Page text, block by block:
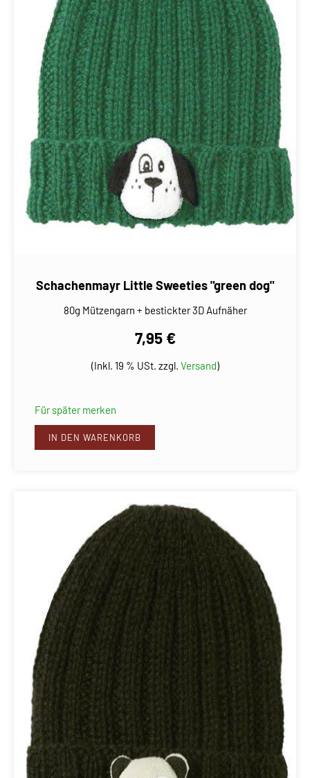
Schachenmayr Little Sweeties "green dog"
80g Mützengarn + bestickter 3D Aufnäher
7,95 €
(Inkl. 19 % USt. zzgl. Versand)
Für später merken
IN DEN WARENKORB